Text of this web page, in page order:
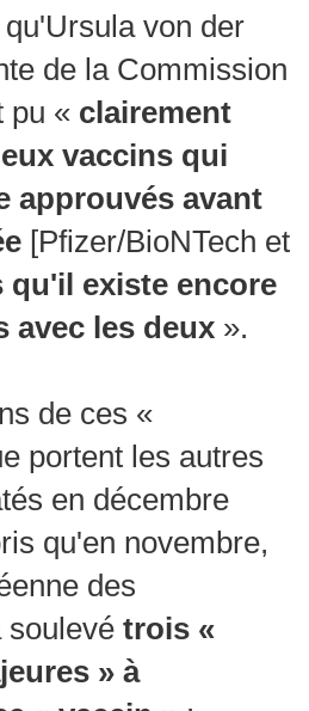
von der
de la Commission
pu « clairement
vaccins qui
approuvés avant
[Pfizer/BioNTech et
qu'il existe encore
avec les deux ».
de ces «
portent les autres
en décembre
qu'en novembre,
des
soulevé trois «
» à